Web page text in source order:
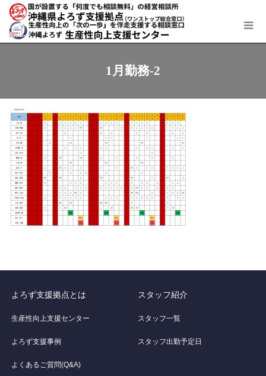
1月勤務-2
よろず支援拠点とは
生産性向上支援センター
よろず支援事例
よくあるご質問(Q&A)
スタッフ紹介
スタッフ一覧
スタッフ出勤予定日